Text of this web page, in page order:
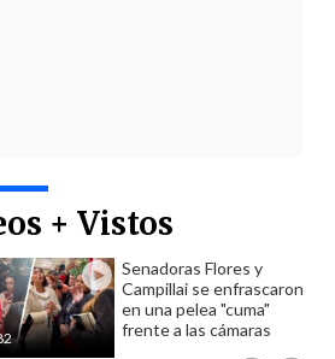
+ Vistos
Senadoras Flores y
Campillai se enfrascaron
en una pelea "cuma"
frente a las cámaras